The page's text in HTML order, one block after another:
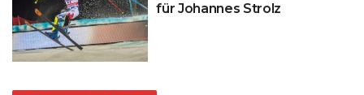
für Johannes Strolz